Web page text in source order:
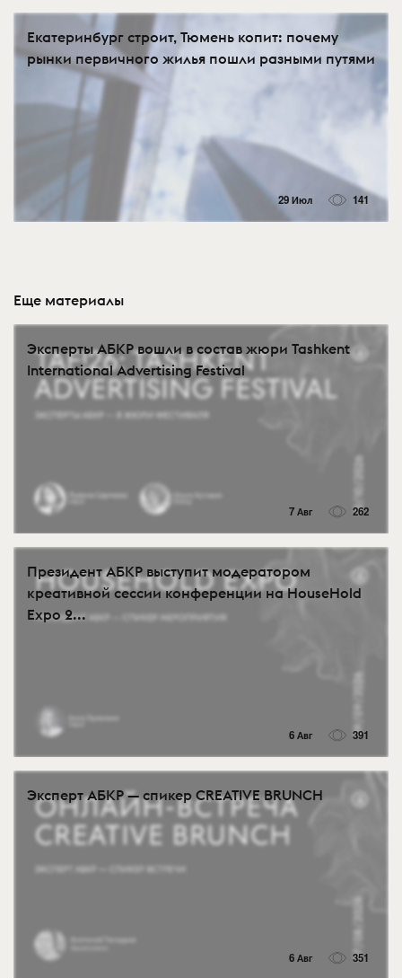
Екатеринбург строит, Тюмень копит: почему
рынки первичного жилья пошли разными путями
29 Июл 141
Еще материалы
Эксперты АБКР вошли в состав жюри Tashkent
International Advertising Festival
7 Авг 262
Президент АБКР выступит модератором
креативной сессии конференции на HouseHold
Expo 2...
6 Авг 391
Эксперт АБКР — спикер CREATIVE BRUNCH
6 Авг 351